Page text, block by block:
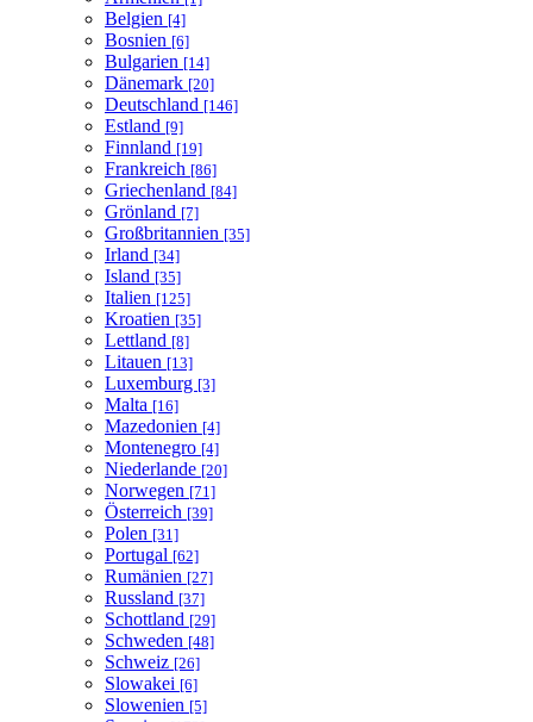
Belgien [4]
Bosnien [6]
Bulgarien [14]
Dänemark [20]
Deutschland [146]
Estland [9]
Finnland [19]
Frankreich [86]
Griechenland [84]
Grönland [7]
Großbritannien [35]
Irland [34]
Island [35]
Italien [125]
Kroatien [35]
Lettland [8]
Litauen [13]
Luxemburg [3]
Malta [16]
Mazedonien [4]
Montenegro [4]
Niederlande [20]
Norwegen [71]
Österreich [39]
Polen [31]
Portugal [62]
Rumänien [27]
Russland [37]
Schottland [29]
Schweden [48]
Schweiz [26]
Slowakei [6]
Slowenien [5]